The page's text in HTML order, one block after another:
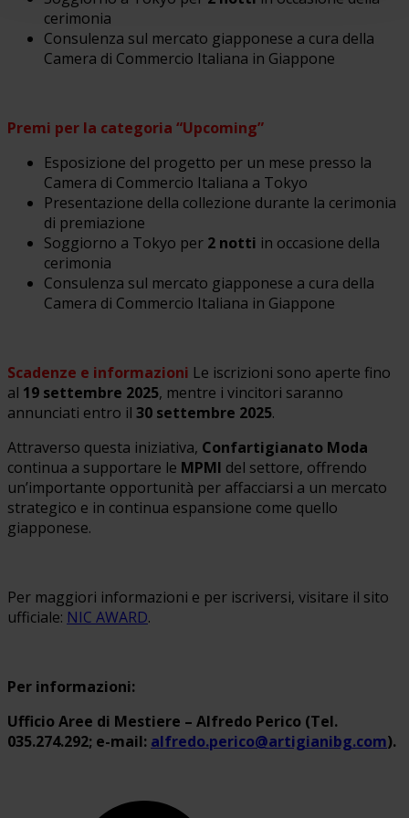
cerimonia
Consulenza sul mercato giapponese a cura della
Camera di Commercio Italiana in Giappone
Premi per la categoria “Upcoming”
Esposizione del progetto per un mese presso la
Camera di Commercio Italiana a Tokyo
Presentazione della collezione durante la cerimonia
di premiazione
Soggiorno a Tokyo per 2 notti in occasione della
cerimonia
Consulenza sul mercato giapponese a cura della
Camera di Commercio Italiana in Giappone
Scadenze e informazioni Le iscrizioni sono aperte fino
al 19 settembre 2025, mentre i vincitori saranno
annunciati entro il 30 settembre 2025.
Attraverso questa iniziativa, Confartigianato Moda
continua a supportare le MPMI del settore, offrendo
un’importante opportunità per affacciarsi a un mercato
strategico e in continua espansione come quello
giapponese.
Per maggiori informazioni e per iscriversi, visitare il sito
ufficiale: NIC AWARD.
Per informazioni:
Ufficio Aree di Mestiere – Alfredo Perico (Tel.
035.274.292; e-mail: alfredo.perico@artigianibg.com).